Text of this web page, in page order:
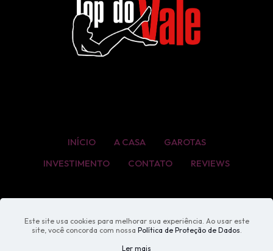
INÍCIO A CASA
GAROTAS
INVESTIMENTO
CONTATO REVIEWS
Este site usa cookies para melhorar sua experiência. Ao usar este
site, você concorda com nossa Política de Proteção de Dados.
Ler mais